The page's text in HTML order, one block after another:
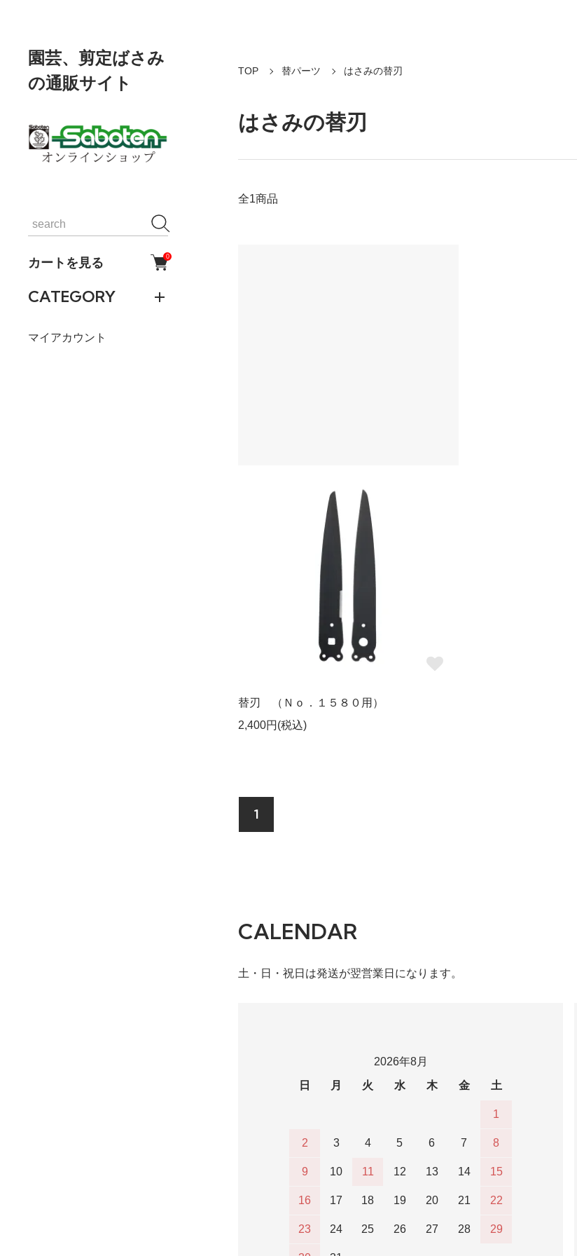
園芸、剪定ばさみ
の通販サイト
カートを見る 0
CATEGORY
マイアカウント
TOP 替パーツ はさみの替刃
はさみの替刃
全1商品
替刃 （Ｎｏ．１５８０用）
2,400円(税込)
1
CALENDAR
土・日・祝日は発送が翌営業日になります。
2026年8月
日
月 火 水 木 金 土
1
2 3 4 5 6 7 8
9 10 11 12 13 14 15
16 17 18 19 20 21 22
23 24 25 26 27 28 29